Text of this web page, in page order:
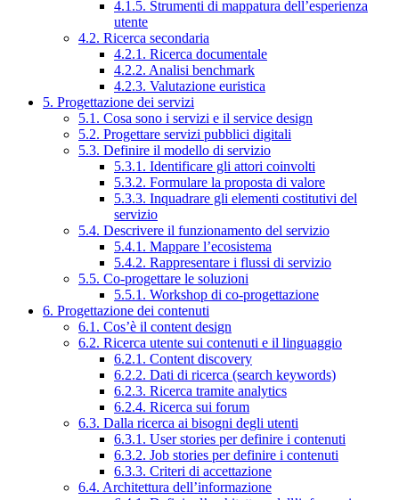
4.1.5. Strumenti di mappatura dell’esperienza
utente
4.2. Ricerca secondaria
4.2.1. Ricerca documentale
4.2.2. Analisi benchmark
4.2.3. Valutazione euristica
5. Progettazione dei servizi
5.1. Cosa sono i servizi e il service design
5.2. Progettare servizi pubblici digitali
5.3. Definire il modello di servizio
5.3.1. Identificare gli attori coinvolti
5.3.2. Formulare la proposta di valore
5.3.3. Inquadrare gli elementi costitutivi del
servizio
5.4. Descrivere il funzionamento del servizio
5.4.1. Mappare l’ecosistema
5.4.2. Rappresentare i flussi di servizio
5.5. Co-progettare le soluzioni
5.5.1. Workshop di co-progettazione
6. Progettazione dei contenuti
6.1. Cos’è il content design
6.2. Ricerca utente sui contenuti e il linguaggio
6.2.1. Content discovery
6.2.2. Dati di ricerca (search keywords)
6.2.3. Ricerca tramite analytics
6.2.4. Ricerca sui forum
6.3. Dalla ricerca ai bisogni degli utenti
6.3.1. User stories per definire i contenuti
6.3.2. Job stories per definire i contenuti
6.3.3. Criteri di accettazione
6.4. Architettura dell’informazione